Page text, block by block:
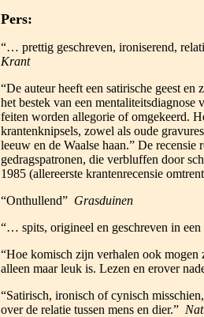
Pers:
“… prettig geschreven, ironiserend,
Krant
“De auteur heeft een satirische geest
het bestek van een
feiten worden allegorie of omgekeerd.
krantenknipsels, zowel als oude
leeuw en de Waalse haan.” De
gedragspatronen, die verbluffen door
1985 (allereerste krantenrecensie
“Onthullend” Grasduinen
“… spits, origineel en geschreven in
“Hoe komisch zijn verhalen ook mogen
alleen maar leuk is. Lezen en erover
“Satirisch, ironisch of cynisch
over de relatie tussen mens en dier.”